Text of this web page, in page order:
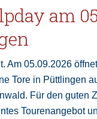
am
Am 05.09.2026
Tore in Püttlingen
Für den guten
Tourenangebot